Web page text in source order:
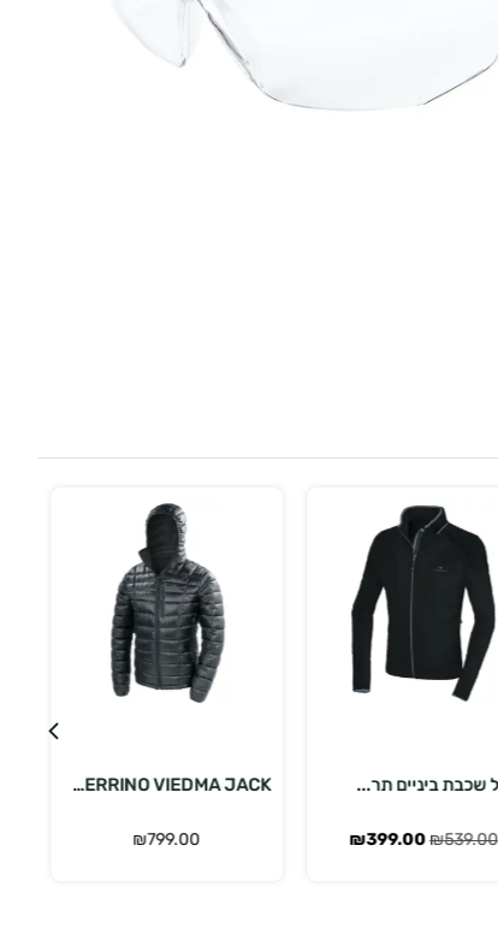
₪799.00
FERRINO TOBOL JACKE...
₪389.00